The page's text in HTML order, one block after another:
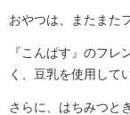
おやつは、またまた
『こんぱす』のフ
く、豆乳を使用して
さらに、はちみつと